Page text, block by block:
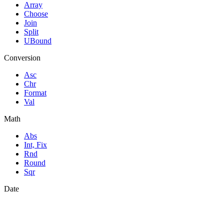
Array
Choose
Join
Split
UBound
Conversion
Asc
Chr
Format
Val
Math
Abs
Int, Fix
Rnd
Round
Sqr
Date